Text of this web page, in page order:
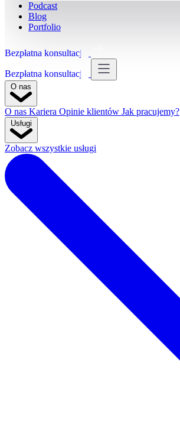
Podcast
Blog
Portfolio
Bezpłatna konsultacja
Bezpłatna konsultacja
O nas Kariera Opinie klientów Jak pracujemy?
Zobacz wszystkie usługi